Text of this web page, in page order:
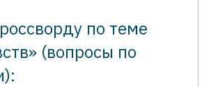
по теме
(вопросы по